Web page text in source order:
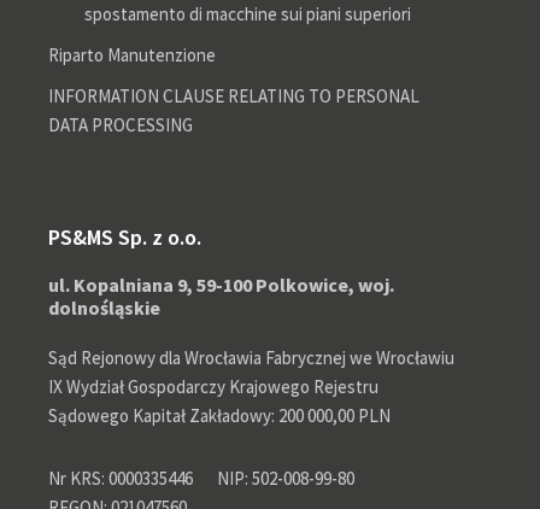
spostamento di macchine sui piani superiori
Riparto Manutenzione
INFORMATION CLAUSE RELATING TO PERSONAL
DATA PROCESSING
PS&MS Sp. z o.o.
ul. Kopalniana 9, 59-100 Polkowice, woj.
dolnośląskie
Sąd Rejonowy dla Wrocławia Fabrycznej we Wrocławiu
IX Wydział Gospodarczy Krajowego Rejestru
Sądowego Kapitał Zakładowy: 200 000,00 PLN
Nr KRS: 0000335446
NIP: 502-008-99-80